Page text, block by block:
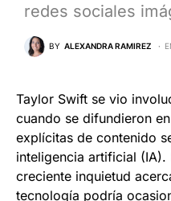
redes sociales
BY ALEXANDRA RAMIREZ
Taylor Swift se vio
cuando se difundieron
explícitas de contenido
inteligencia artificial (IA).
creciente inquietud
tecnología podría